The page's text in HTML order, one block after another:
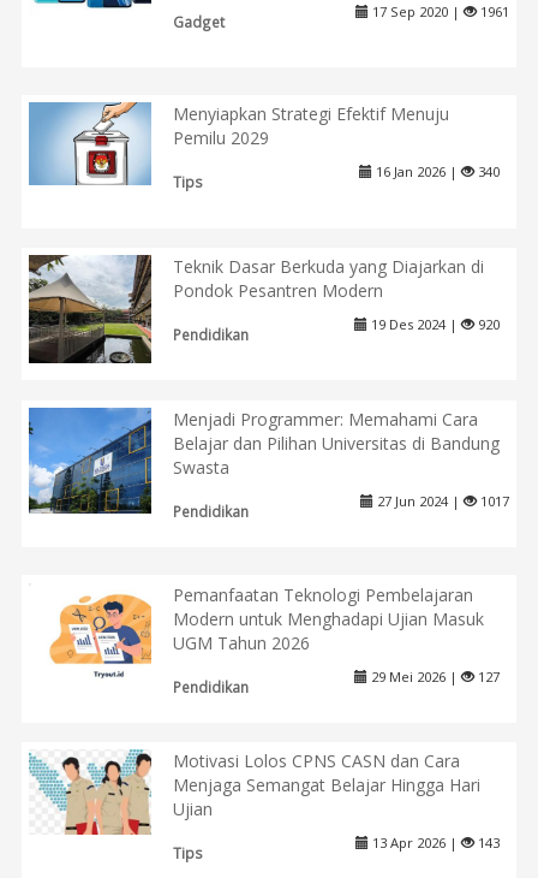
Gadget
17 Sep 2020 | 1961
Menyiapkan Strategi Efektif Menuju
Pemilu 2029
Tips
16 Jan 2026 | 340
Teknik Dasar Berkuda yang Diajarkan di
Pondok Pesantren Modern
Pendidikan
19 Des 2024 | 920
Menjadi Programmer: Memahami Cara
Belajar dan Pilihan Universitas di Bandung
Swasta
Pendidikan
27 Jun 2024 | 1017
Pemanfaatan Teknologi Pembelajaran
Modern untuk Menghadapi Ujian Masuk
UGM Tahun 2026
Pendidikan
29 Mei 2026 | 127
Motivasi Lolos CPNS CASN dan Cara
Menjaga Semangat Belajar Hingga Hari
Ujian
Tips
13 Apr 2026 | 143